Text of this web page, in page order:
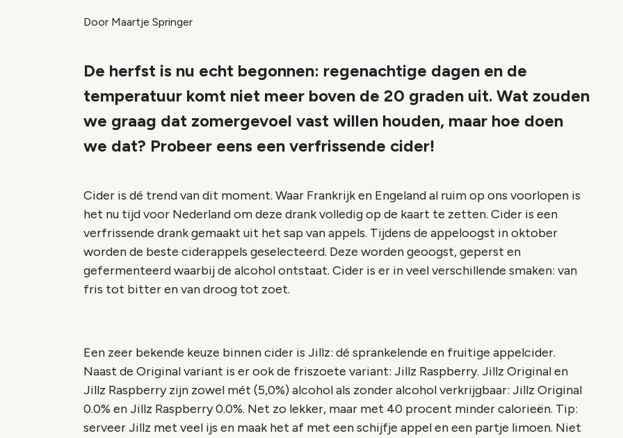
Door Maartje Springer
De herfst is nu echt begonnen: regenachtige dagen en de
temperatuur komt niet meer boven de 20 graden uit. Wat zouden
we graag dat zomergevoel vast willen houden, maar hoe doen
we dat? Probeer eens een verfrissende cider!
Cider is dé trend van dit moment. Waar Frankrijk en Engeland al ruim op ons voorlopen is
het nu tijd voor Nederland om deze drank volledig op de kaart te zetten. Cider is een
verfrissende drank gemaakt uit het sap van appels. Tijdens de appeloogst in oktober
worden de beste ciderappels geselecteerd. Deze worden geoogst, geperst en
gefermenteerd waarbij de alcohol ontstaat. Cider is er in veel verschillende smaken: van
fris tot bitter en van droog tot zoet.
Een zeer bekende keuze binnen cider is Jillz: dé sprankelende en fruitige appelcider.
Naast de Original variant is er ook de friszoete variant: Jillz Raspberry. Jillz Original en
Jillz Raspberry zijn zowel mét (5,0%) alcohol als zonder alcohol verkrijgbaar: Jillz Original
0.0% en Jillz Raspberry 0.0%. Net zo lekker, maar met 40 procent minder calorieën. Tip:
serveer Jillz met veel ijs en maak het af met een schijfje appel en een partje limoen. Niet